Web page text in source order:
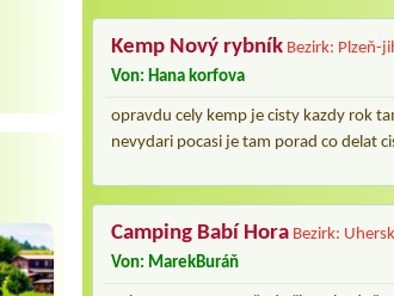
Kemp Nový rybník Bezirk: Plzeň-
Von: Hana korfova
opravdu cely kemp je cisty kazdy rok
nevydari pocasi je tam porad co delat
Camping Babí Hora Bezirk:
Von: MarekBuráň